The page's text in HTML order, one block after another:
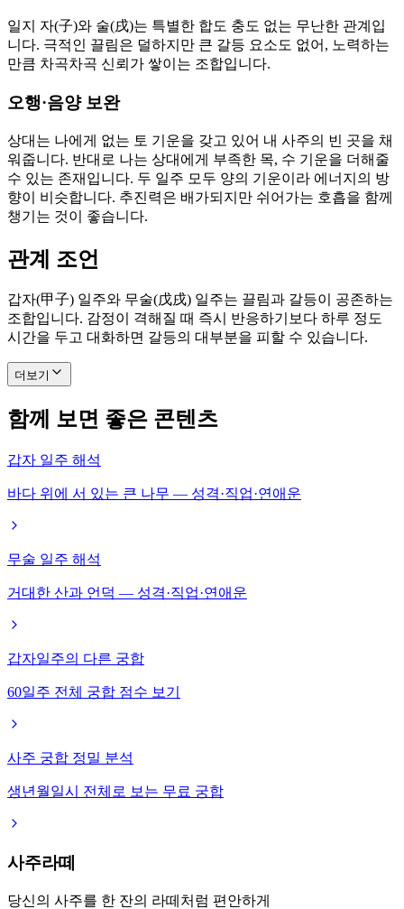
일지 자(子)와 술(戌)는 특별한 합도 충도 없는 무난한 관계입
니다. 극적인 끌림은 덜하지만 큰 갈등 요소도 없어, 노력하는
만큼 차곡차곡 신뢰가 쌓이는 조합입니다.
오행·음양 보완
상대는 나에게 없는 토 기운을 갖고 있어 내 사주의 빈 곳을 채
워줍니다. 반대로 나는 상대에게 부족한 목, 수 기운을 더해줄
수 있는 존재입니다. 두 일주 모두 양의 기운이라 에너지의 방
향이 비슷합니다. 추진력은 배가되지만 쉬어가는 호흡을 함께
챙기는 것이 좋습니다.
관계 조언
갑자(甲子) 일주와 무술(戊戌) 일주는 끌림과 갈등이 공존하는
조합입니다. 감정이 격해질 때 즉시 반응하기보다 하루 정도
시간을 두고 대화하면 갈등의 대부분을 피할 수 있습니다.
더보기
함께 보면 좋은 콘텐츠
갑자 일주 해석
바다 위에 서 있는 큰 나무 — 성격·직업·연애운
무술 일주 해석
거대한 산과 언덕 — 성격·직업·연애운
갑자일주의 다른 궁합
60일주 전체 궁합 점수 보기
사주 궁합 정밀 분석
생년월일시 전체로 보는 무료 궁합
사주라떼
당신의 사주를 한 잔의 라떼처럼 편안하게